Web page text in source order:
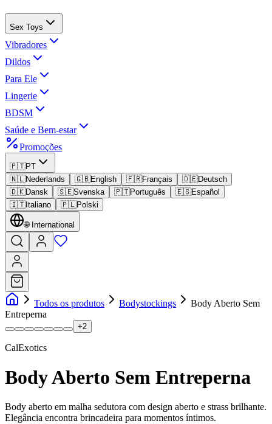
Sex Toys
Vibradores
Dildos
Para Ele
Lingerie
BDSM
Saúde e Bem-estar
Promoções
🇵🇹PT
🇳🇱Nederlands 🇬🇧English 🇫🇷Français 🇩🇪Deutsch
🇩🇰Dansk 🇸🇪Svenska 🇵🇹Português 🇪🇸Español
🇮🇹Italiano 🇵🇱Polski
🌐 International
Todos os produtos Bodystockings
Body Aberto Sem
Entreperna
+2
CalExotics
Body Aberto Sem Entreperna
Body aberto em malha sedutora com design aberto e strass brilhante.
Elegância encontra brincadeira para momentos íntimos.